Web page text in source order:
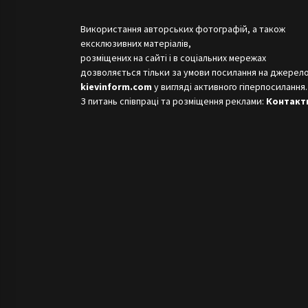
Використання авторських фотографій, а також
ексклюзивних матеріалів,
розміщених на сайті і в соціальних мережах
дозволяється тільки за умови посилання на
kievinform.com у вигляді активного гіперпосилання.
З питань співпраці та розміщення реклами: